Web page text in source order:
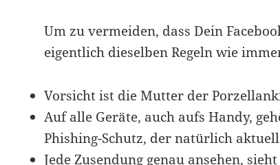
Um zu vermeiden, dass Dein
eigentlich dieselben Regeln wie
Vorsicht ist die Mutter der
Auf alle Geräte, auch aufs Handy,
Phishing-Schutz, der natürlich
Jede Zusendung genau ansehen,